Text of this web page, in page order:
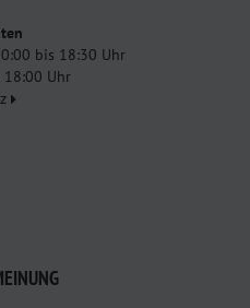
bis 18:30 Uhr
18:00 Uhr